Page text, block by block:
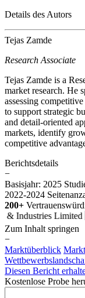
Details des Autors
Tejas Zamde
Research Associate
Tejas Zamde is a
market research. He
assessing
to support strategic
and detail-oriented
markets, identify
competitive
Berichtsdetails
−
Basisjahr: 2025
2022-2024
200+
Zum Inhalt springen
−
Marktüberblick
Diesen Bericht
Kostenlose Probe